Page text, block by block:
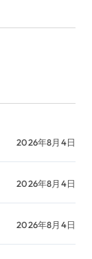
2026年8月4日
2026年8月4日
2026年8月4日